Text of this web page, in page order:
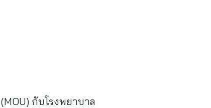
กับโรงพยาบาล